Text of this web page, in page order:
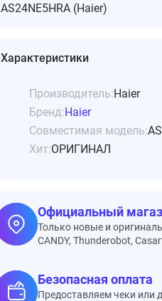
AS24NE5HRA (Haier)
Характеристики
Производитель:Haier
Бренд:Haier
Совместимая модель:
Хит:ОРИГИНАЛ
Официальный
Только новые и
CANDY, Thunderobot,
Безопасная оплата
Предоставляем чеки или